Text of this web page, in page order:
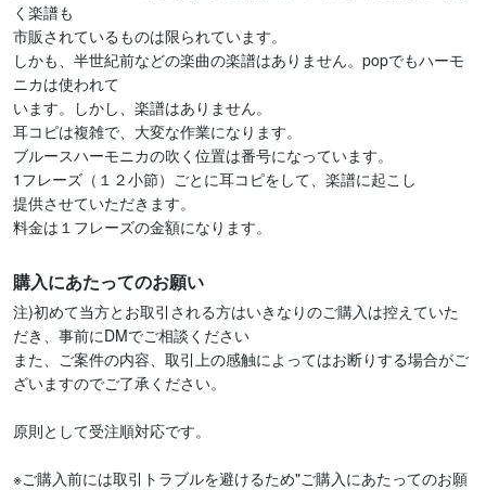
く楽譜も
市販されているものは限られています。
しかも、半世紀前などの楽曲の楽譜はありません。popでもハーモ
ニカは使われて
います。しかし、楽譜はありません。
耳コピは複雑で、大変な作業になります。
ブルースハーモニカの吹く位置は番号になっています。
1フレーズ（１２小節）ごとに耳コピをして、楽譜に起こし
提供させていただきます。
料金は１フレーズの金額になります。
購入にあたってのお願い
注)初めて当方とお取引される方はいきなりのご購入は控えていた
だき、事前にDMでご相談ください
また、ご案件の内容、取引上の感触によってはお断りする場合がご
ざいますのでご了承ください。
原則として受注順対応です。
※ご購入前には取引トラブルを避けるため"ご購入にあたってのお願